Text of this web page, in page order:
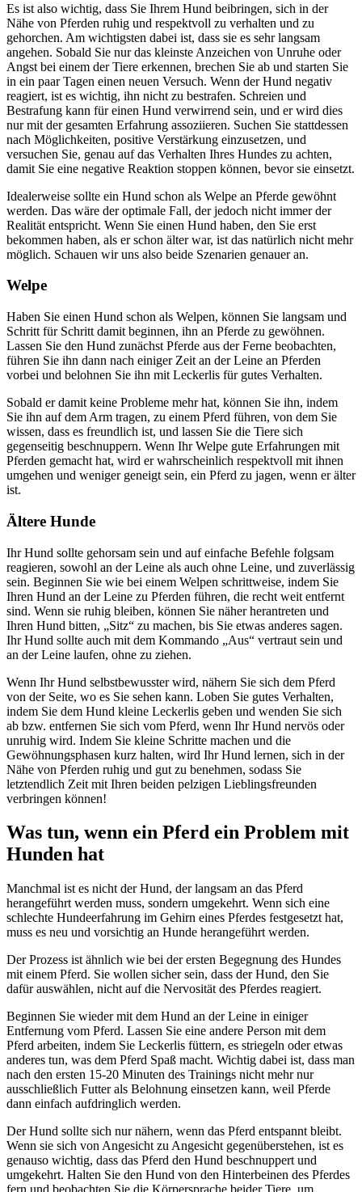
Es ist also wichtig, dass Sie Ihrem Hund beibringen, sich in der
Nähe von Pferden ruhig und respektvoll zu verhalten und zu
gehorchen. Am wichtigsten dabei ist, dass sie es sehr langsam
angehen. Sobald Sie nur das kleinste Anzeichen von Unruhe oder
Angst bei einem der Tiere erkennen, brechen Sie ab und starten Sie
in ein paar Tagen einen neuen Versuch. Wenn der Hund negativ
reagiert, ist es wichtig, ihn nicht zu bestrafen. Schreien und
Bestrafung kann für einen Hund verwirrend sein, und er wird dies
nur mit der gesamten Erfahrung assoziieren. Suchen Sie stattdessen
nach Möglichkeiten, positive Verstärkung einzusetzen, und
versuchen Sie, genau auf das Verhalten Ihres Hundes zu achten,
damit Sie eine negative Reaktion stoppen können, bevor sie einsetzt.
Idealerweise sollte ein Hund schon als Welpe an Pferde gewöhnt
werden. Das wäre der optimale Fall, der jedoch nicht immer der
Realität entspricht. Wenn Sie einen Hund haben, den Sie erst
bekommen haben, als er schon älter war, ist das natürlich nicht mehr
möglich. Schauen wir uns also beide Szenarien genauer an.
Welpe
Haben Sie einen Hund schon als Welpen, können Sie langsam und
Schritt für Schritt damit beginnen, ihn an Pferde zu gewöhnen.
Lassen Sie den Hund zunächst Pferde aus der Ferne beobachten,
führen Sie ihn dann nach einiger Zeit an der Leine an Pferden
vorbei und belohnen Sie ihn mit Leckerlis für gutes Verhalten.
Sobald er damit keine Probleme mehr hat, können Sie ihn, indem
Sie ihn auf dem Arm tragen, zu einem Pferd führen, von dem Sie
wissen, dass es freundlich ist, und lassen Sie die Tiere sich
gegenseitig beschnuppern. Wenn Ihr Welpe gute Erfahrungen mit
Pferden gemacht hat, wird er wahrscheinlich respektvoll mit ihnen
umgehen und weniger geneigt sein, ein Pferd zu jagen, wenn er älter
ist.
Ältere Hunde
Ihr Hund sollte gehorsam sein und auf einfache Befehle folgsam
reagieren, sowohl an der Leine als auch ohne Leine, und zuverlässig
sein. Beginnen Sie wie bei einem Welpen schrittweise, indem Sie
Ihren Hund an der Leine zu Pferden führen, die recht weit entfernt
sind. Wenn sie ruhig bleiben, können Sie näher herantreten und
Ihren Hund bitten, „Sitz“ zu machen, bis Sie etwas anderes sagen.
Ihr Hund sollte auch mit dem Kommando „Aus“ vertraut sein und
an der Leine laufen, ohne zu ziehen.
Wenn Ihr Hund selbstbewusster wird, nähern Sie sich dem Pferd
von der Seite, wo es Sie sehen kann. Loben Sie gutes Verhalten,
indem Sie dem Hund kleine Leckerlis geben und wenden Sie sich
ab bzw. entfernen Sie sich vom Pferd, wenn Ihr Hund nervös oder
unruhig wird. Indem Sie kleine Schritte machen und die
Gewöhnungsphasen kurz halten, wird Ihr Hund lernen, sich in der
Nähe von Pferden ruhig und gut zu benehmen, sodass Sie
letztendlich Zeit mit Ihren beiden pelzigen Lieblingsfreunden
verbringen können!
Was tun, wenn ein Pferd ein Problem mit
Hunden hat
Manchmal ist es nicht der Hund, der langsam an das Pferd
herangeführt werden muss, sondern umgekehrt. Wenn sich eine
schlechte Hundeerfahrung im Gehirn eines Pferdes festgesetzt hat,
muss es neu und vorsichtig an Hunde herangeführt werden.
Der Prozess ist ähnlich wie bei der ersten Begegnung des Hundes
mit einem Pferd. Sie wollen sicher sein, dass der Hund, den Sie
dafür auswählen, nicht auf die Nervosität des Pferdes reagiert.
Beginnen Sie wieder mit dem Hund an der Leine in einiger
Entfernung vom Pferd. Lassen Sie eine andere Person mit dem
Pferd arbeiten, indem Sie Leckerlis füttern, es striegeln oder etwas
anderes tun, was dem Pferd Spaß macht. Wichtig dabei ist, dass man
nach den ersten 15-20 Minuten des Trainings nicht mehr nur
ausschließlich Futter als Belohnung einsetzen kann, weil Pferde
dann einfach aufdringlich werden.
Der Hund sollte sich nur nähern, wenn das Pferd entspannt bleibt.
Wenn sie sich von Angesicht zu Angesicht gegenüberstehen, ist es
genauso wichtig, dass das Pferd den Hund beschnuppert und
umgekehrt. Halten Sie den Hund von den Hinterbeinen des Pferdes